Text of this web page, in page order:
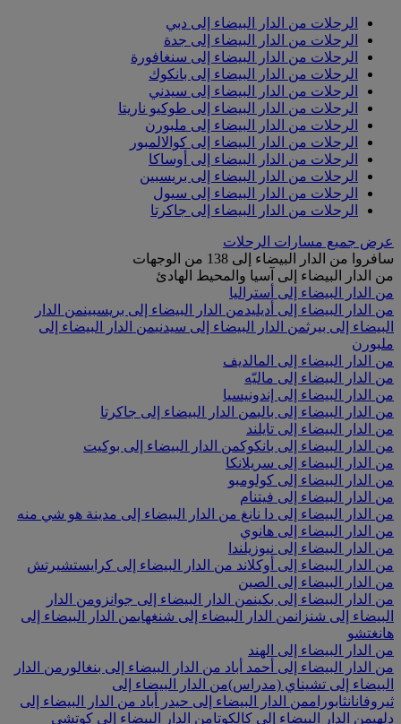
الرحلات من الدار البيضاء إلى دبي
الرحلات من الدار البيضاء إلى جدة
الرحلات من الدار البيضاء إلى سنغافورة
الرحلات من الدار البيضاء إلى بانكوك
الرحلات من الدار البيضاء إلى سيدني
الرحلات من الدار البيضاء إلى طوكيو ناريتا
الرحلات من الدار البيضاء إلى ملبورن
الرحلات من الدار البيضاء إلى كوالالمبور
الرحلات من الدار البيضاء إلى أوساكا
الرحلات من الدار البيضاء إلى بريسبين
الرحلات من الدار البيضاء إلى سيول
الرحلات من الدار البيضاء إلى جاكرتا
عرض جميع مسارات الرحلات
سافروا من الدار البيضاء إلى 138 من الوجهات
من الدار البيضاء إلى آسيا والمحيط الهادئ
من الدار البيضاء إلى أستراليا
من الدار البيضاء إلى أديليدمن الدار البيضاء إلى بريسبينمن الدار
البيضاء إلى بيرثمن الدار البيضاء إلى سيدنيمن الدار البيضاء إلى
ملبورن
من الدار البيضاء إلى المالديف
من الدار البيضاء إلى ماليّه
من الدار البيضاء إلى إندونيسيا
من الدار البيضاء إلى باليمن الدار البيضاء إلى جاكرتا
من الدار البيضاء إلى تايلند
من الدار البيضاء إلى بانكوكمن الدار البيضاء إلى بوكيت
من الدار البيضاء إلى سريلانكا
من الدار البيضاء إلى كولومبو
من الدار البيضاء إلى فيتنام
من الدار البيضاء إلى دا نانغ من الدار البيضاء إلى مدينة هو شي منه
من الدار البيضاء إلى هانوي
من الدار البيضاء إلى نيوزيلندا
من الدار البيضاء إلى أوكلاند من الدار البيضاء إلى كرايستشيرتش
من الدار البيضاء إلى الصين
من الدار البيضاء إلى بكينمن الدار البيضاء إلى جوانزومن الدار
البيضاء إلى شنزانمن الدار البيضاء إلى شنغهايمن الدار البيضاء إلى
هانغتشو
من الدار البيضاء إلى الهند
من الدار البيضاء إلى أحمد أباد من الدار البيضاء إلى بنغالور من الدار
البيضاء إلى تشيناي (مدراس)من الدار البيضاء إلى
ثيروفانانثابوراممن الدار البيضاء إلى حيدر أباد من الدار البيضاء إلى
دلهيمن الدار البيضاء إلى كالكوتامن الدار البيضاء إلى كوتشي